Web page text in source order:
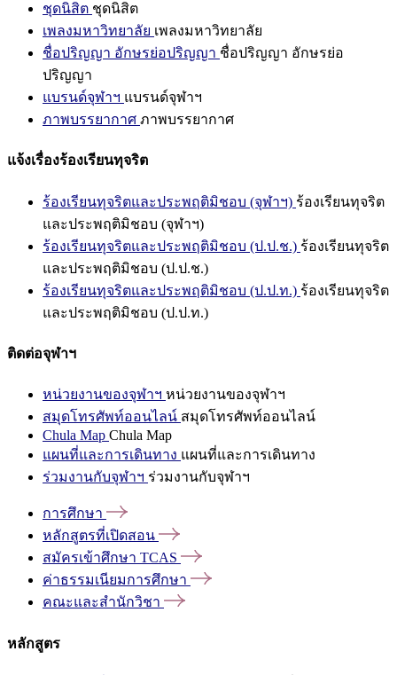
ชุดนิสิต ชุดนิสิต
เพลงมหาวิทยาลัย เพลงมหาวิทยาลัย
ชื่อปริญญา อักษรย่อปริญญา ชื่อปริญญา อักษรย่อ
ปริญญา
แบรนด์จุฬาฯ แบรนด์จุฬาฯ
ภาพบรรยากาศ ภาพบรรยากาศ
แจ้งเรื่องร้องเรียนทุจริต
ร้องเรียนทุจริตและประพฤติมิชอบ (จุฬาฯ) ร้องเรียนทุจริต
และประพฤติมิชอบ (จุฬาฯ)
ร้องเรียนทุจริตและประพฤติมิชอบ (ป.ป.ช.) ร้องเรียนทุจริต
และประพฤติมิชอบ (ป.ป.ช.)
ร้องเรียนทุจริตและประพฤติมิชอบ (ป.ป.ท.) ร้องเรียนทุจริต
และประพฤติมิชอบ (ป.ป.ท.)
ติดต่อจุฬาฯ
หน่วยงานของจุฬาฯ หน่วยงานของจุฬาฯ
สมุดโทรศัพท์ออนไลน์ สมุดโทรศัพท์ออนไลน์
Chula Map Chula Map
แผนที่และการเดินทาง แผนที่และการเดินทาง
ร่วมงานกับจุฬาฯ ร่วมงานกับจุฬาฯ
การศึกษา
หลักสูตรที่เปิดสอน
สมัครเข้าศึกษา TCAS
ค่าธรรมเนียมการศึกษา
คณะและสำนักวิชา
หลักสูตร